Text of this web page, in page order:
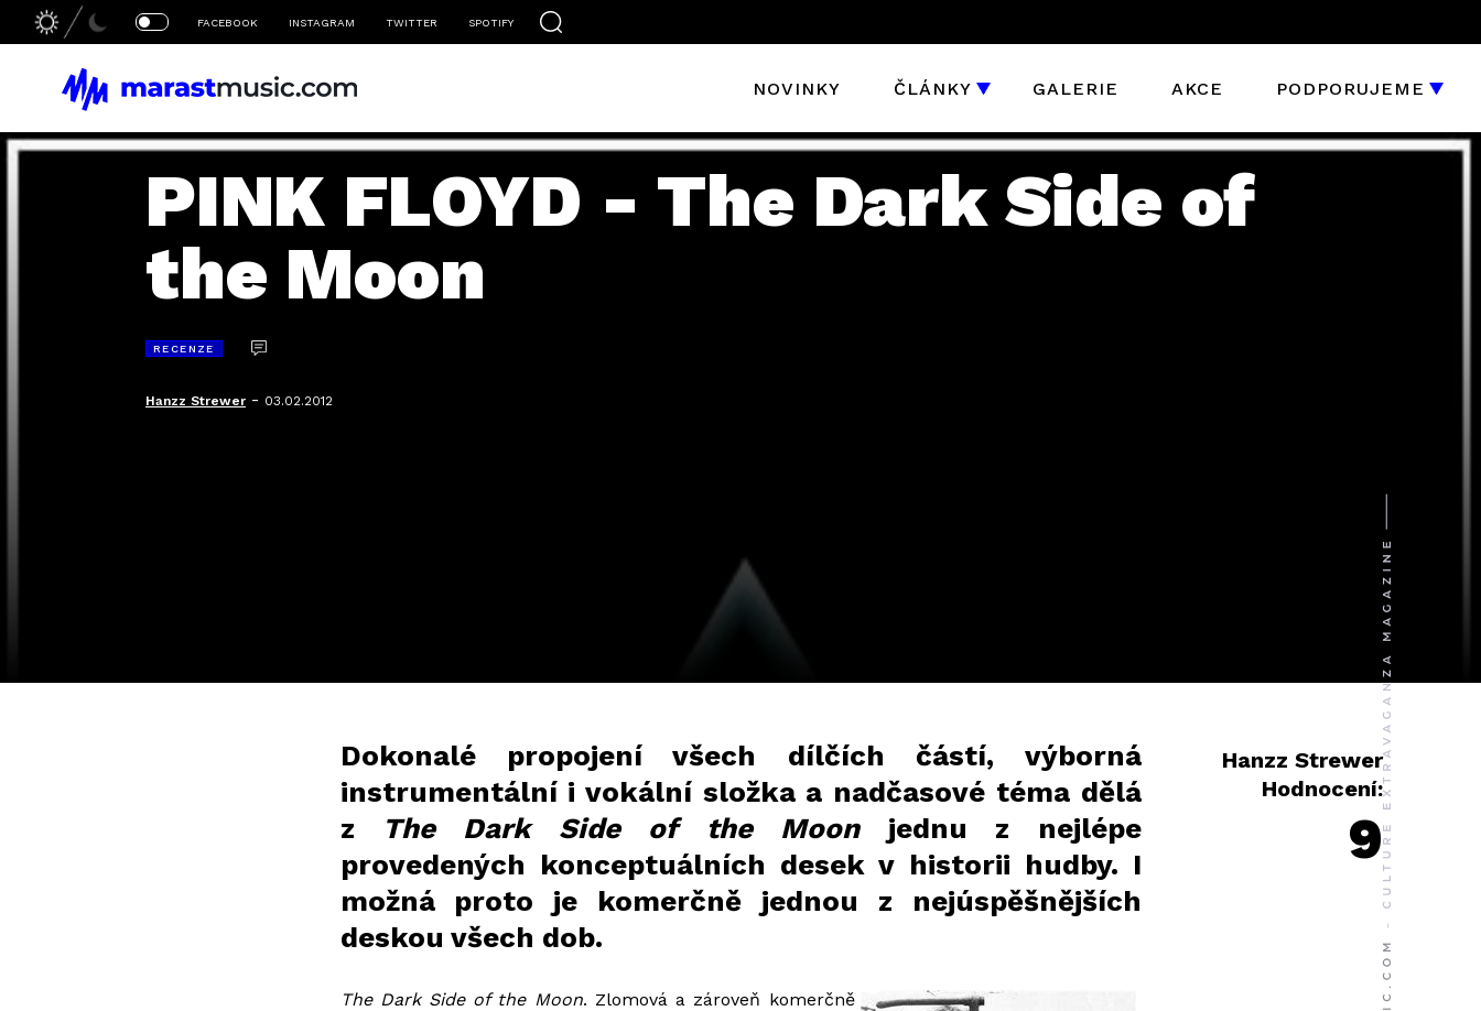
FACEBOOK INSTAGRAM TWITTER SPOTIFY
NOVINKY ČLÁNKY GALERIE AKCE PODPORUJEME
PINK FLOYD - The Dark Side of
the Moon
RECENZE
Hanzz Strewer - 03.02.2012
Hanzz Strewer
Hodnocení:
9
Dokonalé propojení všech dílčích částí, výborná
instrumentální i vokální složka a nadčasové téma dělá
z
The Dark Side of the Moonjednu z nejlépe
provedených konceptuálních desek v historii hudby. I
možná proto je komerčně jednou z nejúspěšnějších
deskou všech dob.
The Dark Side of the Moon. Zlomová a zároveň komerčně